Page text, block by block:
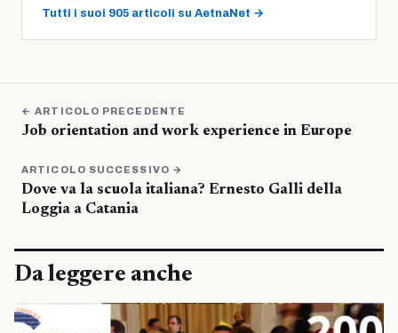
Tutti i suoi 905 articoli su AetnaNet →
← ARTICOLO PRECEDENTE
Job orientation and work experience in Europe
ARTICOLO SUCCESSIVO →
Dove va la scuola italiana? Ernesto Galli della
Loggia a Catania
Da leggere anche